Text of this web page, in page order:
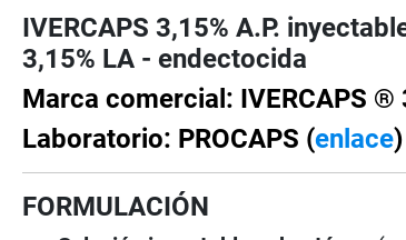
IVERCAPS 3,15% A.P.
3,15% LA - endectocida
Marca comercial: IVERCAPS ®
Laboratorio: PROCAPS (enlace)
FORMULACIÓN